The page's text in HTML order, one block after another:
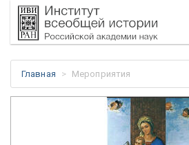
Главная Мероприятия